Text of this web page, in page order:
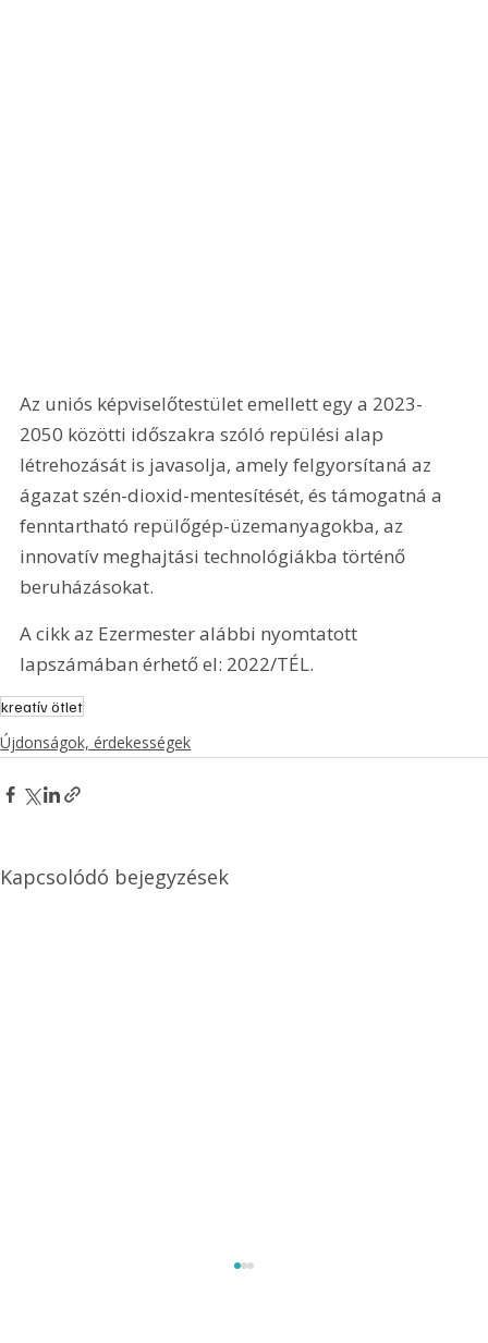
Az uniós képviselőtestület emellett egy a 2023-
2050 közötti időszakra szóló repülési alap
létrehozását is javasolja, amely felgyorsítaná az
ágazat szén-dioxid-mentesítését, és támogatná a
fenntartható repülőgép-üzemanyagokba, az
innovatív meghajtási technológiákba történő
beruházásokat.
A cikk az Ezermester alábbi nyomtatott
lapszámában érhető el: 2022/TÉL.
kreatív ötlet
Újdonságok, érdekességek
Kapcsolódó bejegyzések